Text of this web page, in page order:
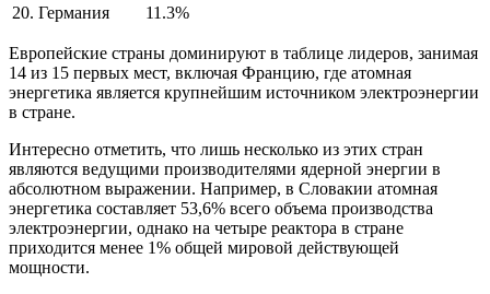
20. Германия
11.3%
Европейские страны доминируют в таблице лидеров, занимая
14 из 15 первых мест, включая Францию, где атомная
энергетика является крупнейшим источником электроэнергии
в стране.
Интересно отметить, что лишь несколько из этих стран
являются ведущими производителями ядерной энергии в
абсолютном выражении. Например, в Словакии атомная
энергетика составляет 53,6% всего объема производства
электроэнергии, однако на четыре реактора в стране
приходится менее 1% общей мировой действующей
мощности.